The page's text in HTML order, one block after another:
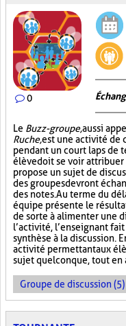
0
Le Buzz-groupe,aussi
Ruche,est une activité de
pendant un court laps de
élève doit se voir
propose un sujet de
des groupes devront
des notes. Au terme du
équipe présente le
de sorte à alimenter une
l’activité, l’enseignant
synthèse à la discussion.
activité permettant aux
sujet quelconque, tout en
Groupe de discussion (5)